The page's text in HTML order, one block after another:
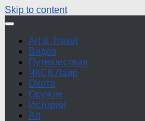
Skip to content
Art & Travel
Видео
Путешествия
ЧКСК Лаир
Охота
Оружие
Истории
Art